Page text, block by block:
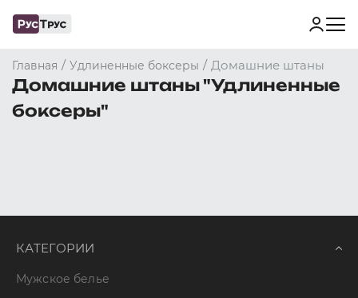
Главная / Удлиненные боксеры / Домашние штаны
Домашние штаны "Удлиненные
боксеры"
КАТЕГОРИИ
Мужское белье